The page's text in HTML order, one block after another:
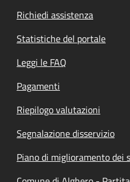
Richiedi assistenza
Statistiche del portale
Leggi le FAQ
Pagamenti
Riepilogo valutazioni
Segnalazione disservizio
Piano di miglioramento dei